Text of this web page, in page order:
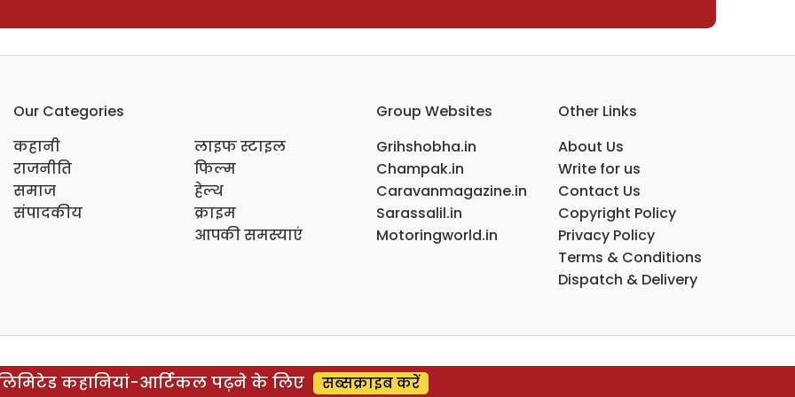
Our Categories
कहानी
राजनीति
समाज
संपादकीय
लाइफ स्टाइल
फिल्म
हेल्थ
क्राइम
आपकी समस्याएं
Group Websites
Grihshobha.in
Champak.in
Caravanmagazine.in
Sarassalil.in
Motoringworld.in
Other Links
About Us
Write for us
Contact Us
Copyright Policy
Privacy Policy
Terms & Conditions
Dispatch & Delivery
कहानियां-आर्टिकल पढ़ने के लिए सब्सक्राइब करें